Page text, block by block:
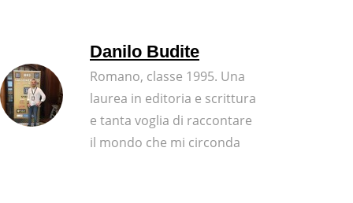
Danilo Budite
Romano, classe 1995. Una
laurea in editoria e scrittura
e tanta voglia di raccontare
il mondo che mi circonda